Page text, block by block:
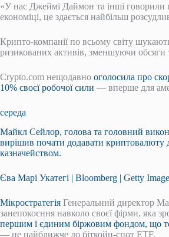
«У нас Джеймі Даймон та інші говорили
економіці, це здається найбільш
Крипто-компанії по всьому світу
ризикованих активів, зменшуючи обсяги
Crypto.com нещодавно оголосила про
10% своєї робочої сили — вперше для
середа
Майкл Сейлор, голова та головний
вирішив почати додавати криптовалюту
казначейством.
Єва Марі Укатегі | Bloomberg | Getty
Мікростратегія Генеральний директор
занепокоєння навколо своєї фірми, яка
першим і єдиним біржовим фондом, що
— це найближче до біткойн-спот ETF.